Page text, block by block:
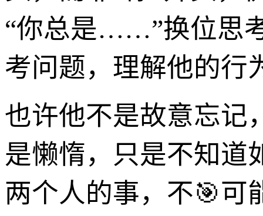
“你总是……”换位思
考问题，理解他的行
也许他不是故意忘记
是懒惰，只是不知道
两个人的事，不🎯可